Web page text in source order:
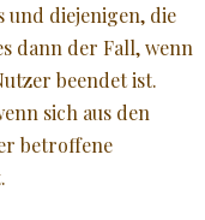
und diejenigen, die
dann der Fall, wenn
beendet ist.
sich aus den
betroffene